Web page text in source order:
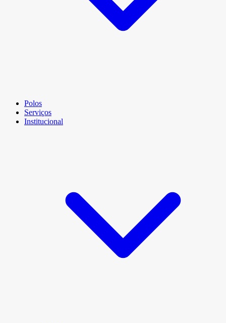
Polos
Serviços
Institucional